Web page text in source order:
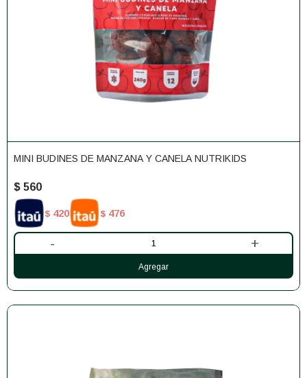
MINI BUDINES DE MANZANA Y CANELA NUTRIKIDS
$ 560
$ 420 $ 476
- +